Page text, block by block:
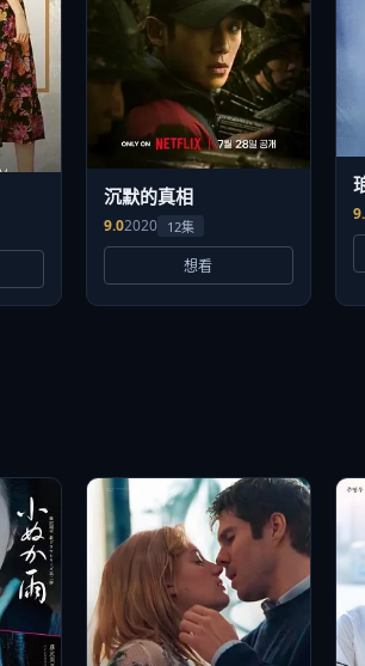
沉默的真相
9.02020 12集
想看